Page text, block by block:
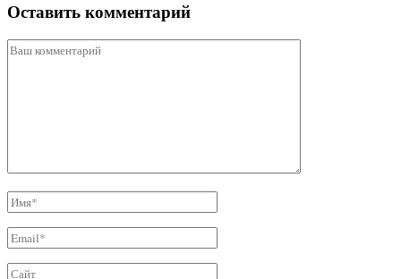
Оставить комментарий